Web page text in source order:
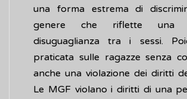
una forma estrema di
genere che riflette una
disuguaglianza tra i sessi.
praticata sulle ragazze senza
anche una violazione dei diritti
Le MGF violano i diritti di una